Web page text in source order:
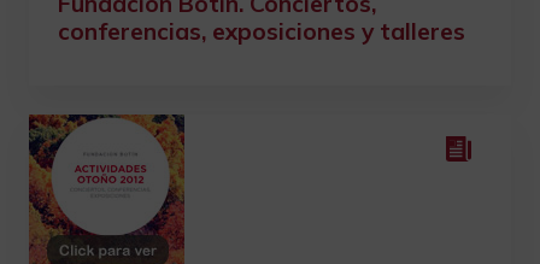
conferencias, exposiciones y talleres